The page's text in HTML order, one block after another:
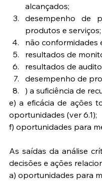
alcançados;
desempenho de
produtos e serviços;
não conformidades
resultados de
resultados de
desempenho de
) a suficiência de
e) a eficácia de ações
oportunidades (ver 6.1);
f) oportunidades para
As saídas da análise
decisões e ações
a) oportunidades para